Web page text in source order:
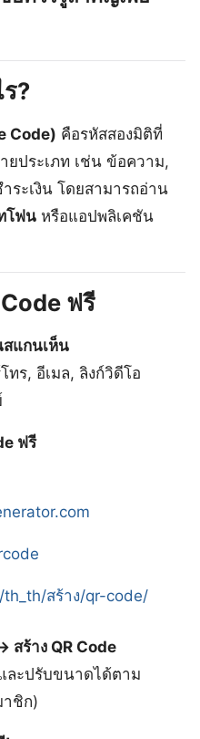
?
Code) คือรหัสสองมิติที่
ยประเภท เช่น ข้อความ,
ระเงิน โดยสามารถอ่าน
โฟน หรือแอปพลิเคชัน
ฟรี
สแกนเห็น
ทร, อีเมล, ลิงก์วิดีโอ
ฟรี
สร้าง/qr-code/
สร้าง QR Code
ละปรับขนาดได้ตาม
าชิก)